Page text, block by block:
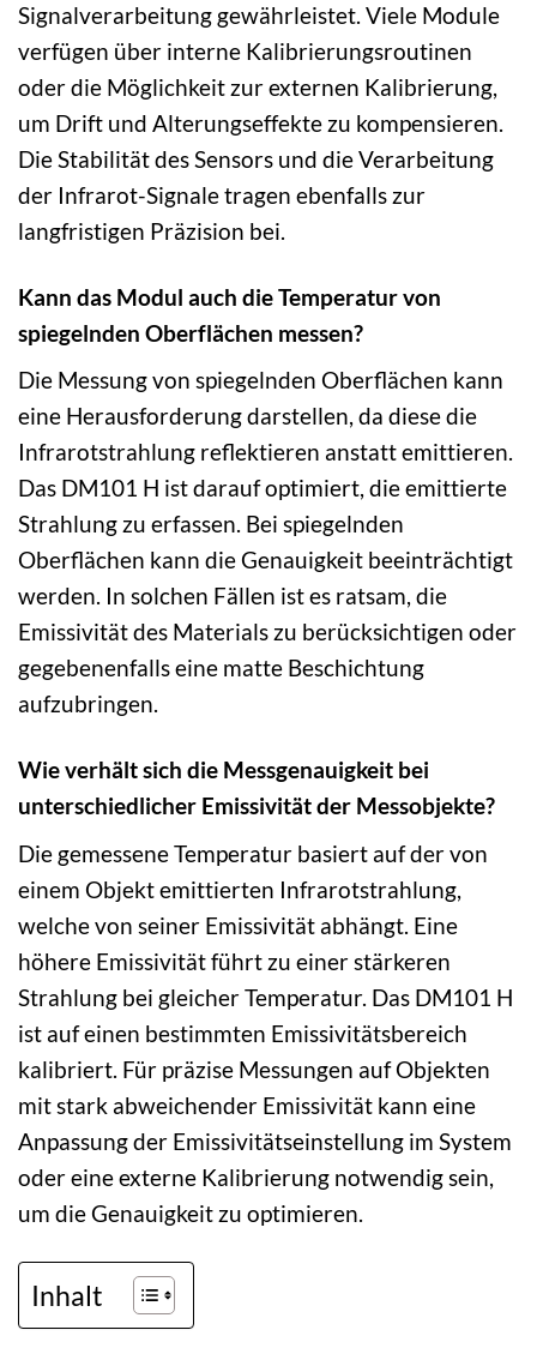
Signalverarbeitung gewährleistet. Viele Module
verfügen über interne Kalibrierungsroutinen
oder die Möglichkeit zur externen Kalibrierung,
um Drift und Alterungseffekte zu kompensieren.
Die Stabilität des Sensors und die Verarbeitung
der Infrarot-Signale tragen ebenfalls zur
langfristigen Präzision bei.
Kann das Modul auch die Temperatur von
spiegelnden Oberflächen messen?
Die Messung von spiegelnden Oberflächen kann
eine Herausforderung darstellen, da diese die
Infrarotstrahlung reflektieren anstatt emittieren.
Das DM101 H ist darauf optimiert, die emittierte
Strahlung zu erfassen. Bei spiegelnden
Oberflächen kann die Genauigkeit beeinträchtigt
werden. In solchen Fällen ist es ratsam, die
Emissivität des Materials zu berücksichtigen oder
gegebenenfalls eine matte Beschichtung
aufzubringen.
Wie verhält sich die Messgenauigkeit bei
unterschiedlicher Emissivität der Messobjekte?
Die gemessene Temperatur basiert auf der von
einem Objekt emittierten Infrarotstrahlung,
welche von seiner Emissivität abhängt. Eine
höhere Emissivität führt zu einer stärkeren
Strahlung bei gleicher Temperatur. Das DM101 H
ist auf einen bestimmten Emissivitätsbereich
kalibriert. Für präzise Messungen auf Objekten
mit stark abweichender Emissivität kann eine
Anpassung der Emissivitätseinstellung im System
oder eine externe Kalibrierung notwendig sein,
um die Genauigkeit zu optimieren.
Inhalt